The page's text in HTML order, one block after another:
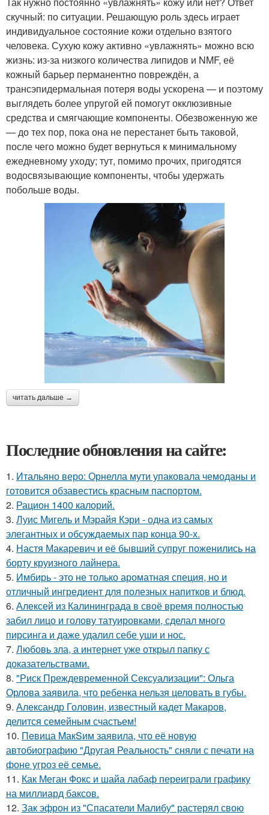
скучный: по ситуации. Решающую роль здесь играет
индивидуальное состояние кожи отдельно взятого
человека. Сухую кожу активно «увлажнять» можно всю
жизнь: из-за низкого количества липидов и NMF, её
кожный барьер перманентно повреждён, а
трансэпидермальная потеря воды ускорена — и поэтому
выглядеть более упругой ей помогут окклюзивные
средства и смягчающие компоненты. Обезвоженную же
— до тех пор, пока она не перестанет быть таковой,
после чего можно будет вернуться к минимальному
ежедневному уходу; тут, помимо прочих, пригодятся
водосвязывающие компоненты, чтобы удержать
побольше воды.
читать дальше →
Последние обновления на сайте:
1. Итальяно веро: Орнелла мути упаковала чемоданы и
готовится обзавестись красным паспортом.
2. Рацион 1400 калорий.
3. Луис Мигель и Мэрайя Кэри - одна из самых
элегантных и обсуждаемых пар конца 90-х.
4. Настя Макаревич и её бывший супруг поженились на
борту круизного лайнера.
5. Имбирь - это не только ароматная специя, но и
отличный ингредиент для полезных напитков и блюд.
6. Алексей из Калининграда в своё время полностью
забил лицо и голову татуировками, сделал много
пирсинга и даже удалил себе уши и нос.
7. Любовь зла, а интернет уже открыл папку с
доказательствами.
8. "Риск Преждевременной Сексуализации": Ольга
Орлова заявила, что ребенка нельзя целовать в губы.
9. Александр Головин, известный кадет Макаров,
делится семейным счастьем!
10. Пeвица MакSим заявила, что её новую
автобиографию "Другая Реальность" сняли с печати на
фоне угроз её семье.
11. Как Меган Фокс и шайа лабаф переиграли графику
на миллиард баксов.
12. Зак эфрон из "Спасатели Малибу" растерял свою